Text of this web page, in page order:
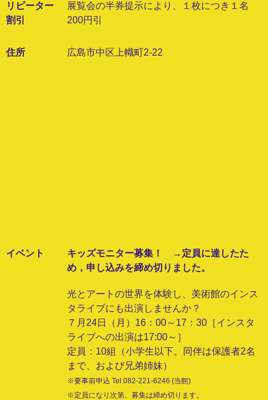
リピーター
割引
展覧会の半券提示により、１枚につき１名
200円引
住所 広島市中区上幟町2-22
イベント
キッズモニター募集！ →定員に達したた
め，申し込みを締め切りました。
光とアートの世界を体験し、美術館のインス
タライブにも出演しませんか？
７月24日（月）16：00～17：30［インスタ
ライブへの出演は17:00～］
定員：10組（小学生以下。同伴は保護者2名
まで、および兄弟姉妹）
※要事前申込 Tel.082-221-6246 (当館)
※定員になり次第、募集は締め切ります。